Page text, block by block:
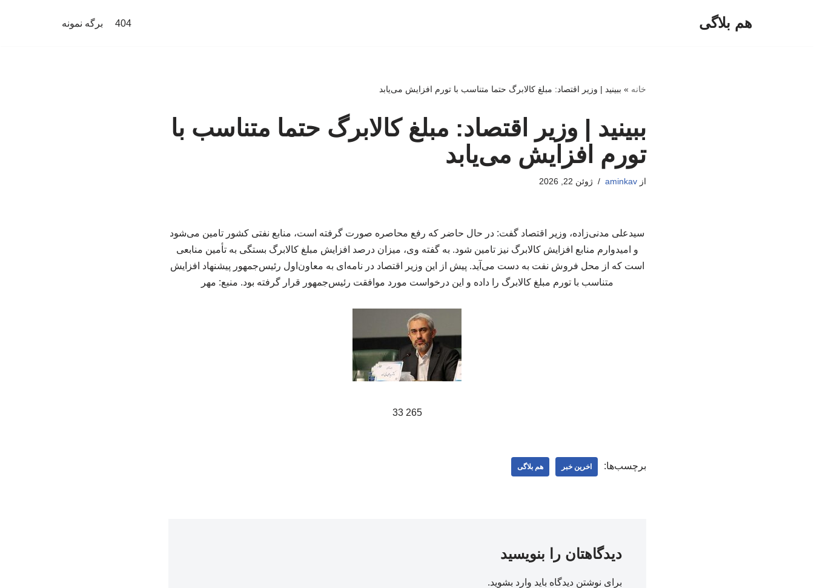
هم بلاگی 404 برگه نمونه
خانه » ببینید | وزیر اقتصاد: مبلغ کالابرگ حتما متناسب با تورم افزایش می‌یابد
ببینید | وزیر اقتصاد: مبلغ کالابرگ حتما متناسب با
تورم افزایش می‌یابد
ازaminkav ژوئن 22, 2026
سیدعلی مدنی‌زاده، وزیر اقتصاد گفت: در حال حاضر که رفع محاصره صورت گرفته است، منابع نفتی کشور تامین می‌شود
و امیدوارم منابع افزایش کالابرگ نیز تامین شود. به گفته وی، میزان درصد افزایش مبلغ کالابرگ بستگی به تأمین منابعی
است که از محل فروش نفت به دست می‌آید. پیش‌ از این وزیر اقتصاد در نامه‌ای به معاون‌اول رئیس‌جمهور پیشنهاد افزایش
متناسب با تورم مبلغ کالابرگ را داده و این درخواست مورد موافقت رئیس‌جمهور قرار گرفته بود. منبع: مهر
265 33
برچسب‌ها: اخرین خبر هم بلاگی
دیدگاهتان را بنویسید
برای نوشتن دیدگاه باید وارد بشوید.